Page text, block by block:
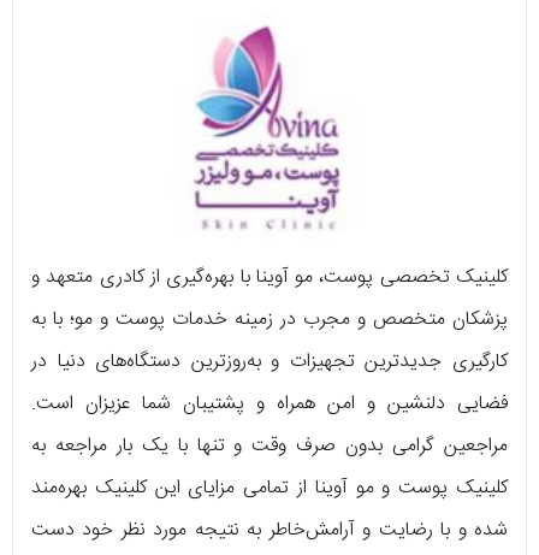
کلینیک تخصصی پوست، مو آوینا با بهره‌گیری از کادری متعهد و
پزشکان متخصص و مجرب در زمینه خدمات پوست و مو؛ با به
کارگیری جدیدترین تجهیزات و به‌روزترین دستگاه‌های دنیا در
فضایی دلنشین و امن همراه و پشتیبان شما عزیزان است.
مراجعین گرامی بدون صرف وقت و تنها با یک بار مراجعه به
کلینیک پوست و مو آوینا از تمامی مزایای این کلینیک بهره‌مند
شده و با رضایت و آرامش‌خاطر به نتیجه مورد نظر خود دست